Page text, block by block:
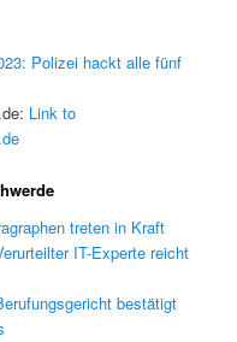
Polizei hackt alle fünf
Link to
treten in Kraft
IT-Experte reicht
bestätigt